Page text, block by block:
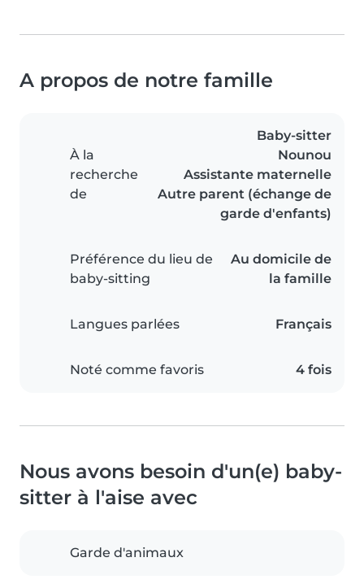
A propos de notre famille
À la
recherche
de
Baby-sitter
Nounou
Assistante maternelle
Autre parent (échange de
garde d'enfants)
Préférence du lieu de
baby-sitting
Au domicile de
la famille
Langues parlées Français
Noté comme favoris 4 fois
Nous avons besoin d'un(e) baby-
sitter à l'aise avec
Garde d'animaux